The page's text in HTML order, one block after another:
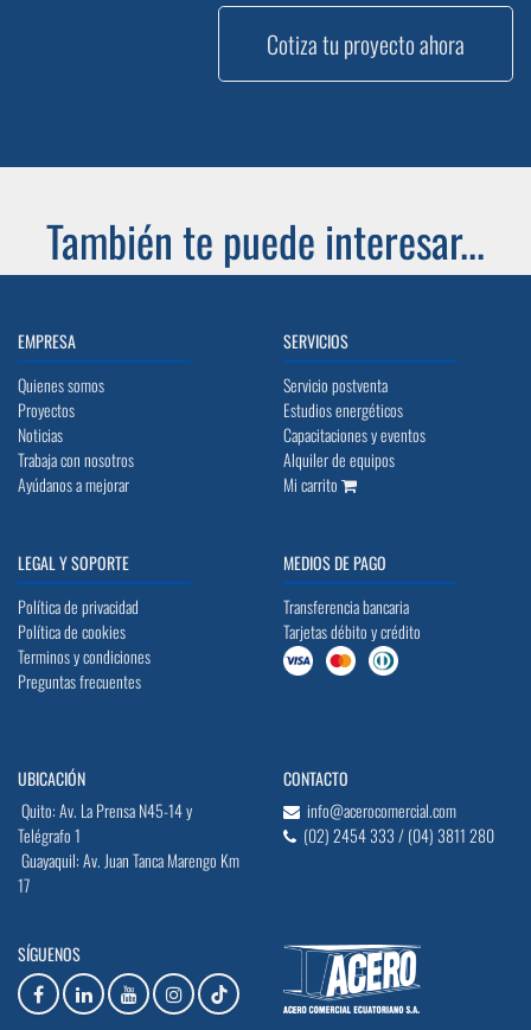
Cotiza tu proyecto ahora
También te puede interesar...
EMPRESA
Quienes somos
Proyectos
Noticias
Trabaja con nosotros
Ayúdanos a mejorar
SERVICIOS
Servicio postventa
Estudios energéticos
Capacitaciones y eventos
Alquiler de equipos
Mi carrito
LEGAL Y SOPORTE
Política de privacidad
Política de cookies
Terminos y condiciones
Preguntas frecuentes
MEDIOS DE PAGO
Transferencia bancaria
Tarjetas débito y crédito
UBICACIÓN
Quito: Av. La Prensa N45-14 y
Telégrafo 1
Guayaquil: Av. Juan Tanca Marengo Km
17
CONTACTO
info@acerocomercial.com
(02) 2454 333 / (04) 3811 280
SÍGUENOS